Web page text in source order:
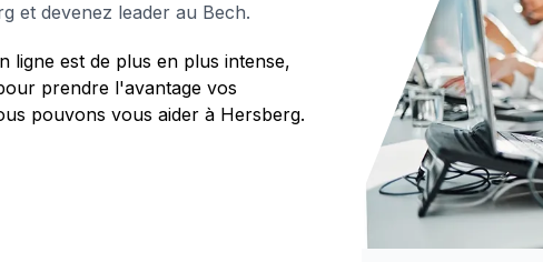
et devenez leader au Bech.
ligne est de plus en plus intense,
prendre l'avantage vos
pouvons vous aider à Hersberg.